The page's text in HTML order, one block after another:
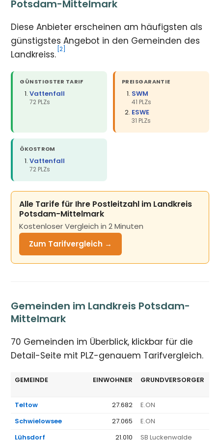
Potsdam-Mittelmark
Diese Anbieter erscheinen am häufigsten als
günstigstes Angebot in den Gemeinden des
Landkreiss. [2]
GÜNSTIGSTER TARIF
Vattenfall
72 PLZs
PREISGARANTIE
SWM
41 PLZs
ESWE
31 PLZs
ÖKOSTROM
Vattenfall
72 PLZs
Alle Tarife für Ihre Postleitzahl im Landkreis
Potsdam-Mittelmark
Kostenloser Vergleich in 2 Minuten
Zum Tarifvergleich →
Gemeinden im Landkreis Potsdam-
Mittelmark
70 Gemeinden im Überblick, klickbar für die
Detail-Seite mit PLZ-genauem Tarifvergleich.
GEMEINDE EINWOHNER GRUNDVERSORGER
Teltow 27.682 E.ON
Schwielowsee
27.065 E.ON
Lühsdorf
21.010 SB Luckenwalde